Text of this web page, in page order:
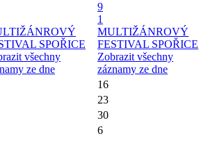
SPOŘICE
všechny
ze dne
9
1
MULTIŽÁNROVÝ
FESTIVAL SPOŘICE
Zobrazit všechny
záznamy ze dne
16
23
30
6